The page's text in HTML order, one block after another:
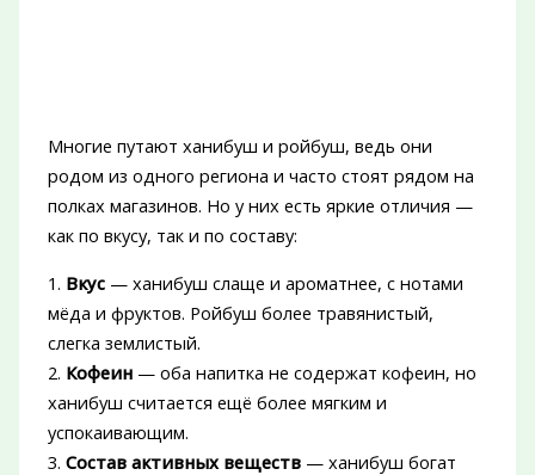
Многие путают ханибуш и ройбуш, ведь они
родом из одного региона и часто стоят рядом на
полках магазинов. Но у них есть яркие отличия —
как по вкусу, так и по составу:
1. Вкус— ханибуш слаще и ароматнее, с нотами
мёда и фруктов. Ройбуш более травянистый,
слегка землистый.
2. Кофеин— оба напитка не содержат кофеин, но
ханибуш считается ещё более мягким и
успокаивающим.
3. Состав активных веществ— ханибуш богат